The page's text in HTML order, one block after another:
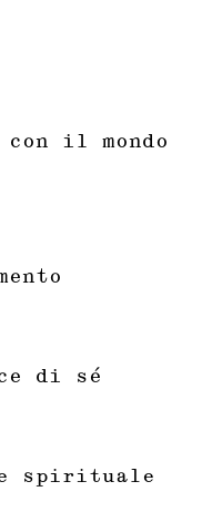
il mondo
di sé
spirituale